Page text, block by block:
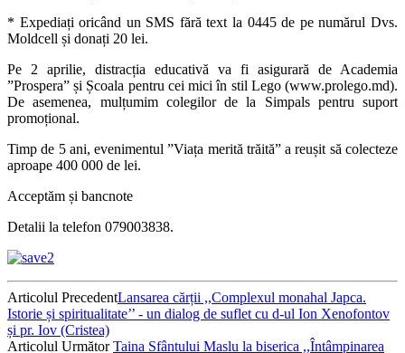
* Expediați oricând un SMS fără text la 0445 de pe numărul Dvs.
Moldcell și donați 20 lei.
Pe 2 aprilie, distracția educativă va fi asigurară de Academia
”Prospera” și Școala pentru cei mici în stil Lego (www.prolego.md).
De asemenea, mulțumim colegilor de la Simpals pentru suport
promoțional.
Timp de 5 ani, evenimentul ”Viața merită trăită” a reușit să colecteze
aproape 400 000 de lei.
Acceptăm și bancnote
Detalii la telefon 079003838.
Articolul PrecedentLansarea cărții ,,Complexul monahal Japca.
Istorie și spiritualitate’’ - un dialog de suflet cu d-ul Ion Xenofontov
și pr. Iov (Cristea)
Articolul UrmătorTaina Sfântului Maslu la biserica ,,Întâmpinarea